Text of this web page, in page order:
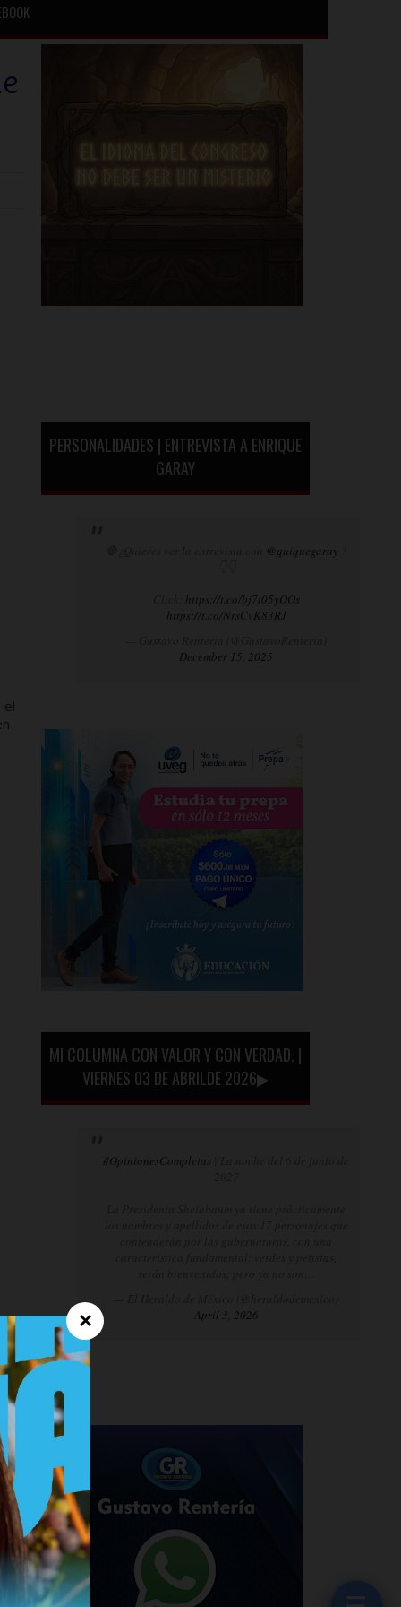
el
×
PERSONALIDADES | ENTREVISTA A ENRIQUE
GARAY
@quiquegaray
https://t.co/bj7t05yOOs
https://t.co/NrsCvK83RJ
December 15, 2025
MI COLUMNA CON VALOR Y CON VERDAD. |
VIERNES 03 DE ABRILDE 2026▶
#OpinionesCompletas
April 3, 2026